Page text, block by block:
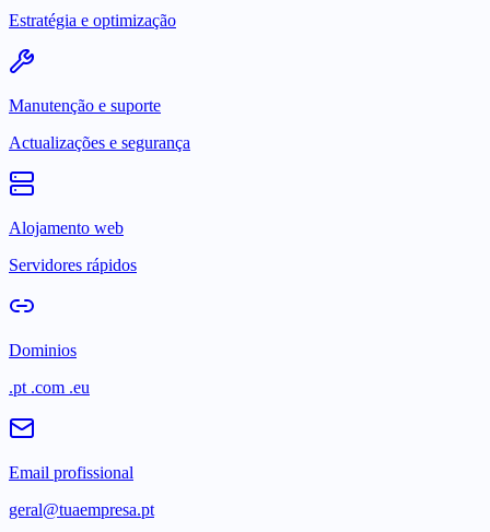
Estratégia e optimização
Manutenção e suporte
Actualizações e segurança
Alojamento web
Servidores rápidos
Dominios
.pt .com .eu
Email profissional
geral@tuaempresa.pt